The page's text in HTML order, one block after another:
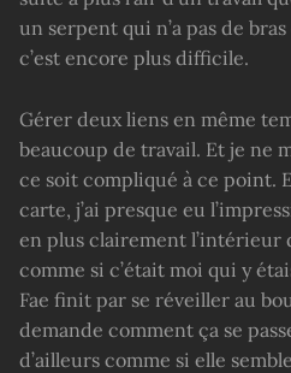
un serpent qui n’a pas de
c’est encore plus difficile.
Gérer deux liens en même
beaucoup de travail. Et je ne
ce soit compliqué à ce point.
carte, j’ai presque eu
en plus clairement l’intérieur
comme si c’était moi qui y
Fae finit par se réveiller au
demande comment ça se
d’ailleurs comme si elle